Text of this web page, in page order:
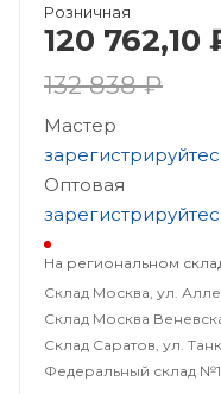
Розничная
120 762,10
132 838 ₽
Мастер
Оптовая
На региональном
Склад Москва, ул.
Склад Москва
Склад Саратов, ул.
Федеральный склад